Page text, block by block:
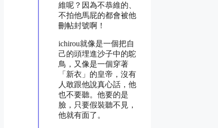
維呢？因為不恭維的、
不拍他馬屁的都會被他
刪帖封號啊！
ichirou就像是一個把自
己的頭埋進沙子中的鴕
鳥，又像是一個穿著
「新衣」的皇帝，沒有
人敢跟他說真心話，他
也不要聽。他要的是
臉，只要假裝聽不見，
他就有面了。